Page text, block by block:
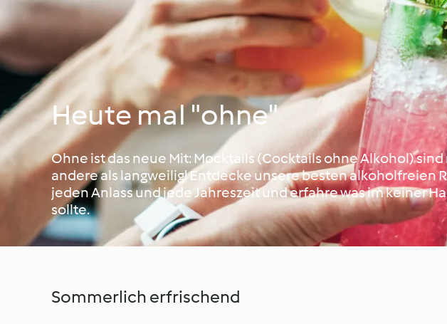
Heute mal "ohne"
Ohne ist das neue Mit: Mocktails (Cocktails ohne Alkohol)
andere als langweilig! Entdecke unsere besten alkoholfreien
jeden Anlass und jede Jahreszeit und erfahre was im keiner
sollte.
Sommerlich erfrischend